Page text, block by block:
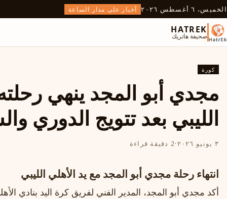
الخميس، ٦ أغسطس ٢٠٢٦ أخبار على مدار الساعة
HATREK
صحيفة هاتريك
كورة
مجدي أبو المجد ينهي
الليبي بعد تتويج الدوري
٣ يونيو ٢٠٢٦ ·2 دقيقة قراءة
انتهاء رحلة مجدي أبو المجد مع يد الأهلي الليبي
أكد مجدي أبو المجد، المدير الفني لفريق كرة اليد بنادي